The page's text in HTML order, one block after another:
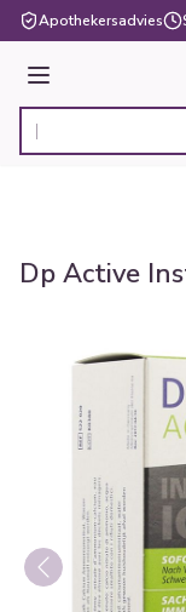
Ga naar de inhoud
Apothekersadvies
Menu
Product, merk,
Dp Active